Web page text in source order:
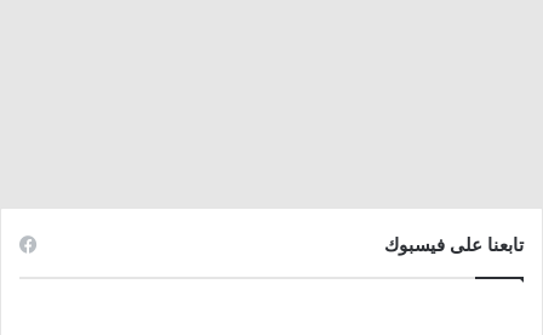
تابعنا على فيسبوك